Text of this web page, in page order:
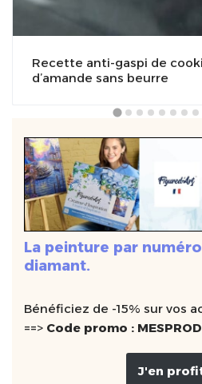
Recette anti-gaspi de
d’amande sans beurre
La peinture par
diamant.
Bénéficiez de -15% sur vos
==> Code promo :
J'en